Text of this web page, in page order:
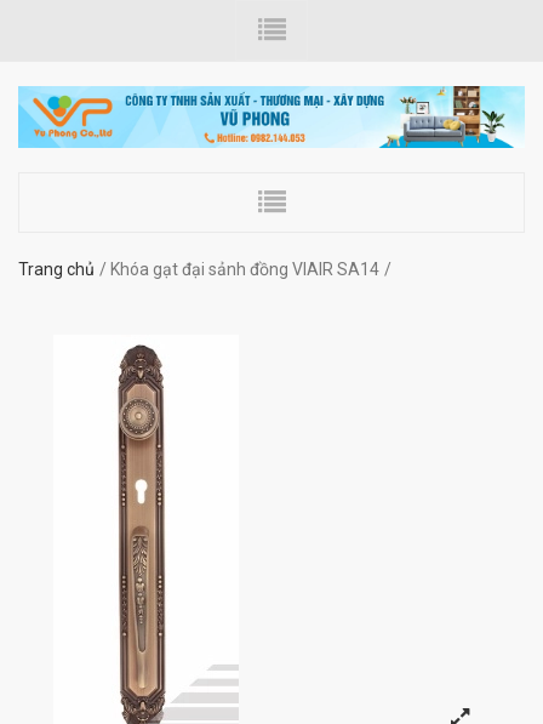
Trang chủ Khóa gạt đại sảnh đồng VIAIR SA14